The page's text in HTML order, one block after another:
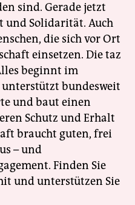
sind. Gerade jetzt
und Solidarität. Auch
die sich vor Ort
einsetzen. Die taz
beginnt im
bundesweit
und baut einen
Schutz und Erhalt
braucht guten, frei
– und
Finden Sie
und unterstützen Sie